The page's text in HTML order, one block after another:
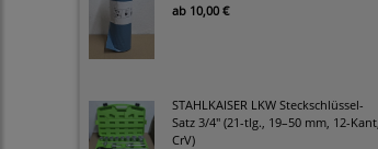
ab 10,00 €
STAHLKAISER LKW Steckschlüssel-
Satz 3/4" (21-tlg., 19–50 mm, 12-Kant,
CrV)